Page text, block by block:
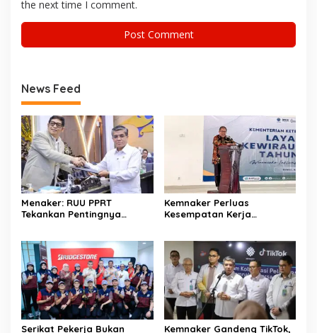
the next time I comment.
News Feed
Menaker: RUU PPRT
Tekankan Pentingnya
Kemnaker Perluas
Kesempatan Kerja
Serikat Pekerja Bukan
Kemnaker Gandeng TikTok,